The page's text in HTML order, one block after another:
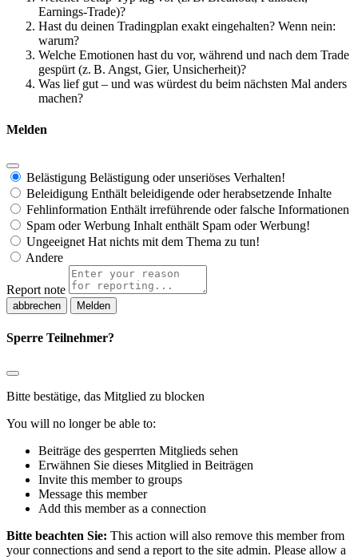
Earnings-Trade)?
Hast du deinen Tradingplan exakt eingehalten? Wenn nein:
warum?
Welche Emotionen hast du vor, während und nach dem Trade
gespürt (z. B. Angst, Gier, Unsicherheit)?
Was lief gut – und was würdest du beim nächsten Mal anders
machen?
Melden
Belästigung Belästigung oder unseriöses Verhalten!
Beleidigung Enthält beleidigende oder herabsetzende Inhalte
Fehlinformation Enthält irreführende oder falsche Informationen
Spam oder Werbung Inhalt enthält Spam oder Werbung!
Ungeeignet Hat nichts mit dem Thema zu tun!
Andere
Report note
Melden
Sperre Teilnehmer?
Bitte bestätige, das Mitglied zu blocken
You will no longer be able to:
Beiträge des gesperrten Mitglieds sehen
Erwähnen Sie dieses Mitglied in Beiträgen
Invite this member to groups
Message this member
Add this member as a connection
Bitte beachten Sie: This action will also remove this member from
your connections and send a report to the site admin. Please allow a